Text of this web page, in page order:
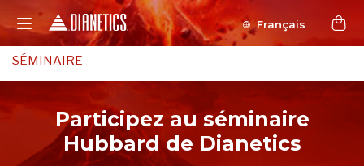
Français
SÉMINAIRE
Participez au séminaire
Hubbard de Dianetics